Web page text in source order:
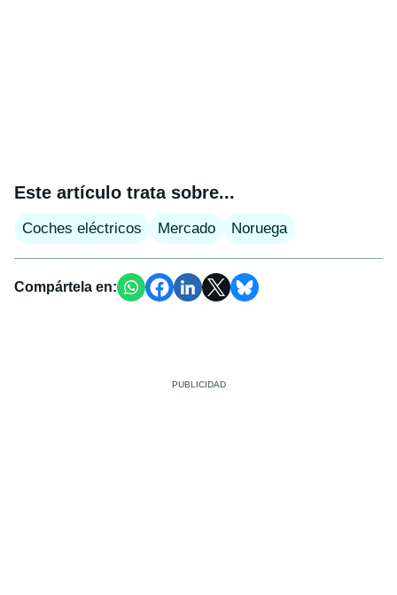
Este artículo trata sobre...
Coches eléctricos Mercado Noruega
Compártela en: